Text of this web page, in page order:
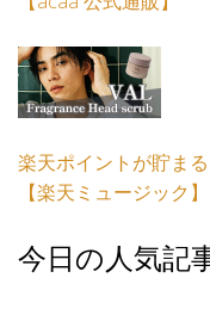
楽天ポイントが貯ま
【楽天ミュージック】
今日の人気記